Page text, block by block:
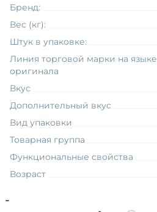
-
Бренд:
Вес (кг):
Штук в упаковке:
Линия торговой марки на языке
оригинала
Вкус
Дополнительный вкус
Вид упаковки
Товарная группа
Функциональные свойства
Возраст